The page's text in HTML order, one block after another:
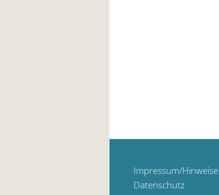
Impressum/Hinweise
Datenschutz